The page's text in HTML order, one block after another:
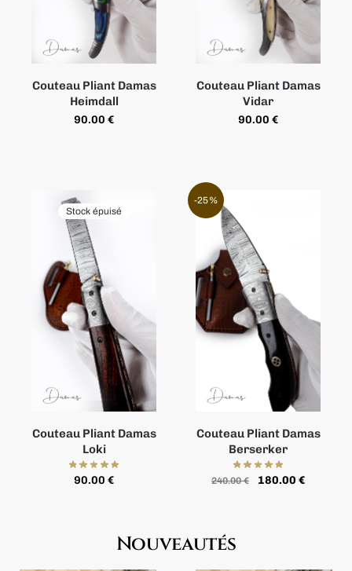
Couteau Pliant Damas
Heimdall
90.00 €
Couteau Pliant Damas
Vidar
90.00 €
Stock épuisé
Couteau Pliant Damas
Loki
90.00 €
-25%
Couteau Pliant Damas
Berserker
240.00€ 180.00 €
Nouveautés